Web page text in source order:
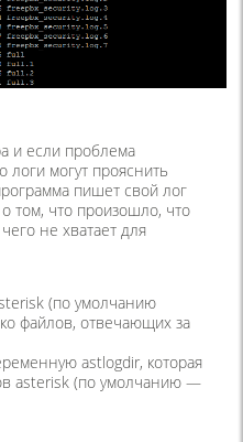
и если проблема
логи могут прояснить
пишет свой лог
том, что произошло, что
не хватает для
(по умолчанию
файлов, отвечающих за
astlogdir, которая
asterisk (по умолчанию —